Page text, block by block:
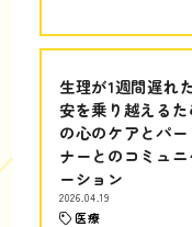
生理が1週間遅れ
安を乗り越えるた
の心のケアとパー
ナーとのコミュニ
ーション
2026.04.19
医療